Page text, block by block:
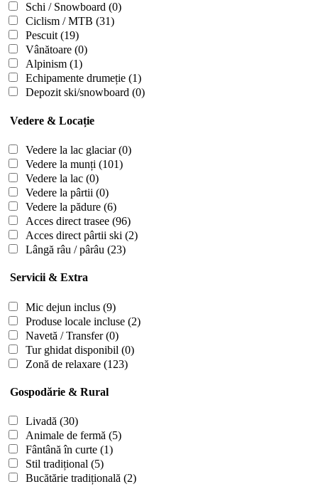
Schi / Snowboard (0)
Ciclism / MTB (31)
Pescuit(19)
Vânătoare (0)
Alpinism (1)
Echipamente drumeție (1)
Depozit ski/snowboard (0)
Vedere & Locație
Vedere la lac glaciar(0)
Vedere la munți (101)
Vedere la lac (0)
Vedere la pârtii (0)
Vedere la pădure (6)
Acces direct trasee (96)
Acces direct pârtii ski (2)
Lângă râu / pârâu (23)
Servicii & Extra
Mic dejun inclus (9)
Produse locale incluse (2)
Navetă / Transfer(0)
Tur ghidat disponibil (0)
Zonă de relaxare (123)
Gospodărie & Rural
Livadă (30)
Animale de fermă (5)
Fântână în curte (1)
Stil tradițional (5)
Bucătărie tradițională (2)